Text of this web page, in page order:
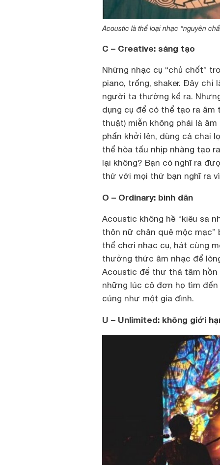
Acoustic là thể loại nhạc “nguyên
C – Creative: sáng tạo
Những nhạc cụ “chủ chốt”
piano, trống, shaker. Đây
người ta thường kể ra.
dụng cụ để có thể tạo ra âm
thuật) miễn không phải là
phấn khởi lên, dùng cả chai
thể hòa tấu nhịp nhàng tạo
lại không? Bạn có nghĩ ra
thử với mọi thứ bạn nghĩ ra
O – Ordinary: bình dân
Acoustic không hề “kiêu sa
thôn nữ chân quê mộc
thể chơi nhạc cụ, hát cùng
thưởng thức âm nhạc để
Acoustic để thư thả tâm
những lúc cô đơn họ tìm
cúng như một gia đình.
U – Unlimited: không giới